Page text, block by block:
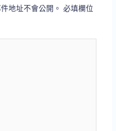
地址不會公開。 必填欄位